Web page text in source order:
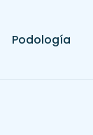
Podología